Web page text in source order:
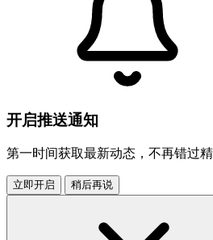
开启推送通知
第一时间获取最新动态，不再错过精
立即开启 稍后再说